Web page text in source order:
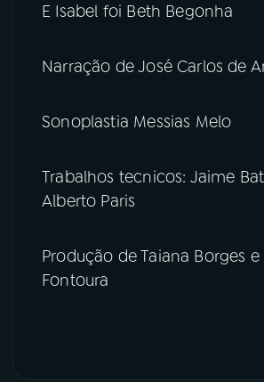
E Isabel foi Beth Begonha
Narração de José Carlos de
Sonoplastia Messias Melo
Trabalhos tecnicos: Jaime
Alberto Paris
Produção de Taiana Borges e
Fontoura